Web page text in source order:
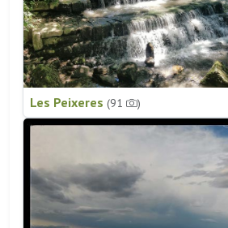
Les Peixeres (91 )